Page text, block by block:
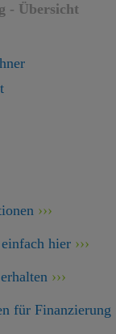
- Übersicht
hier
für Finanzierung